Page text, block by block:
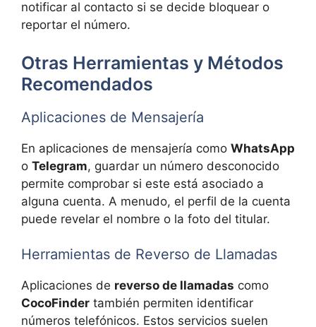
notificar al contacto si se decide bloquear o
reportar el número.
Otras Herramientas y Métodos
Recom​endados
Aplicaciones de Mensajería
En aplicaciones de mensajería como WhatsApp
o Telegram, guardar un número desconocido
permite comprobar si este está asociado a
alguna cuenta. A menudo, el perfil de la cuenta
puede revelar el nombre o la foto del titular.
Herramientas de Reverso de Llamadas
Aplicaciones de reverso de llamadas como
CocoFinder también permiten identificar
números telefónicos. Estos servicios suelen